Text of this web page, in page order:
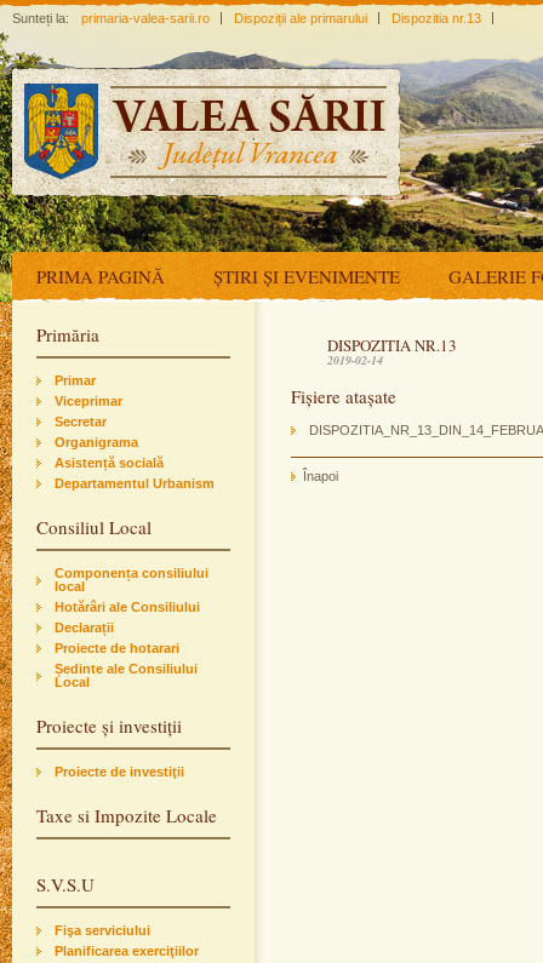
Sunteți la: primaria-valea-sarii.ro Dispoziții ale primarului Dispozitia nr.13
PRIMA PAGINĂ ȘTIRI ȘI EVENIMENTE GALERIE
Primăria
Primar
Viceprimar
Secretar
Organigrama
Asistență socială
Departamentul Urbanism
Consiliul Local
Componența consiliului
local
Hotărâri ale Consiliului
Declarații
Proiecte de hotarari
Ședinte ale Consiliului
Local
Proiecte și investiții
Proiecte de investiţii
Taxe si Impozite Locale
S.V.S.U
Fişa serviciului
Planificarea exerciţiilor
DISPOZITIA NR.13
2019-02-14
Fișiere atașate
Înapoi